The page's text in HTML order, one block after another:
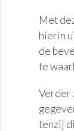
Met
hierin
de
te
Verder
tenzij